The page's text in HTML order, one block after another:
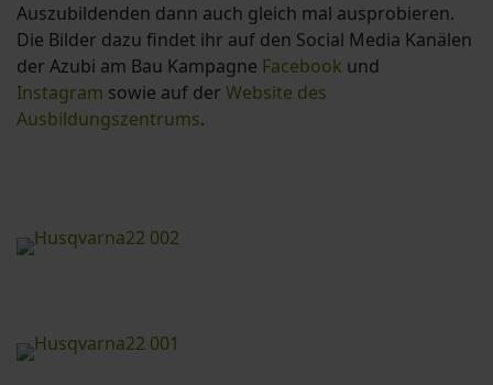
Auszubildenden dann auch gleich mal ausprobieren.
Die Bilder dazu findet ihr auf den Social Media Kanälen
der Azubi am Bau Kampagne Facebook und
Instagram sowie auf der Website des
Ausbildungszentrums.